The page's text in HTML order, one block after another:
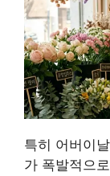
특히 어버이
가 폭발적으